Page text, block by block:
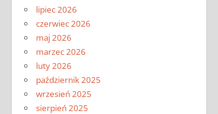
lipiec 2026
czerwiec 2026
maj 2026
marzec 2026
luty 2026
październik 2025
wrzesień 2025
sierpień 2025